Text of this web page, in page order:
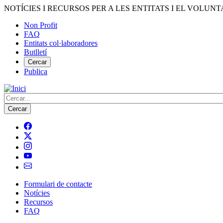
Vés
contingut
NOTÍCIES I RECURSOS PER A LES ENTITATS I EL
Menú
del
compte
d'usuari
Non Profit
FAQ
Entitats col·laboradores
Butlletí
Cercar
Publica
Cerca
Navegació
principal
Formulari de contacte
Notícies
Recursos
FAQ